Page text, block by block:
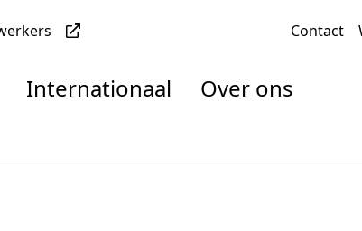
Contact
Internationaal
Over ons